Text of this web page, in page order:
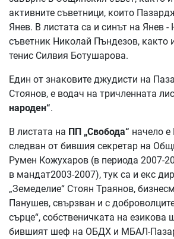
активните съветници, които
Янев. В листата са и синът на Янев
съветник Николай Пъндезов, както
тенис Силвия Ботушарова.
Един от знаковите джудисти на
Стоянов, е водач на тричленната
народен“.
В листата на ПП „Свобода“ начело
следван от бившия секретар на
Румен Кожухаров (в периода 2007-
в мандат2003-2007), тук са и екс
„Земеделие“ Стоян Траянов,
Панушев, свързван и с
сърце“, собственичката на езикова
бившият шеф на ОБДХ и МБАЛ-